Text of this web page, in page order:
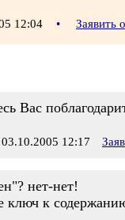
12:04 • Заявить
Вас
12:17
нет-нет!
ключ к